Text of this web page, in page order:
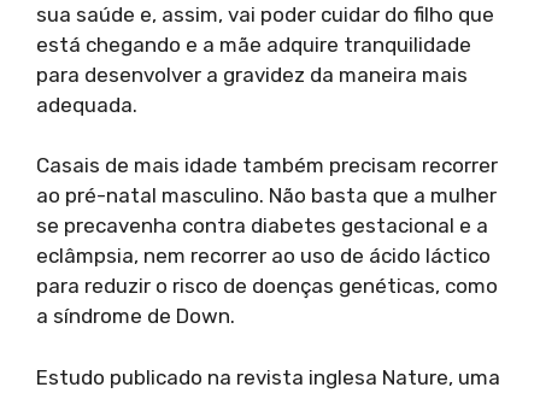
sua saúde e, assim, vai poder cuidar do filho que
está chegando e a mãe adquire tranquilidade
para desenvolver a gravidez da maneira mais
adequada.
Casais de mais idade também precisam recorrer
ao pré-natal masculino. Não basta que a mulher
se precavenha contra diabetes gestacional e a
eclâmpsia, nem recorrer ao uso de ácido láctico
para reduzir o risco de doenças genéticas, como
a síndrome de Down.
Estudo publicado na revista inglesa Nature, uma